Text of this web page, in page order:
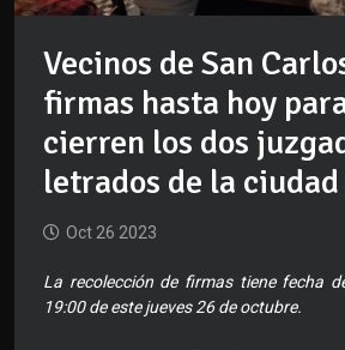
Vecinos de San
firmas hasta hoy
cierren los dos
letrados de la ciudad
Oct 26 2023
La recolección de firmas tiene fecha
19:00 de este jueves 26 de octubre.